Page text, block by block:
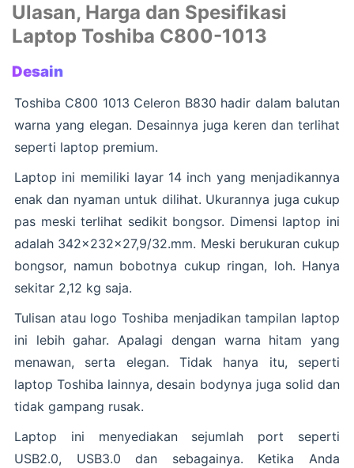
Ulasan, Harga dan Spesifikasi
Laptop Toshiba C800-1013
Desain
Toshiba C800 1013 Celeron B830 hadir dalam balutan
warna yang elegan. Desainnya juga keren dan terlihat
seperti laptop premium.
Laptop ini memiliki layar 14 inch yang menjadikannya
enak dan nyaman untuk dilihat. Ukurannya juga cukup
pas meski terlihat sedikit bongsor. Dimensi laptop ini
adalah 342x232x27,9/32.mm. Meski berukuran cukup
bongsor, namun bobotnya cukup ringan, loh. Hanya
sekitar 2,12 kg saja.
Tulisan atau logo Toshiba menjadikan tampilan laptop
ini lebih gahar. Apalagi dengan warna hitam yang
menawan, serta elegan. Tidak hanya itu, seperti
laptop Toshiba lainnya, desain bodynya juga solid dan
tidak gampang rusak.
Laptop ini menyediakan sejumlah port seperti
USB2.0, USB3.0 dan sebagainya. Ketika Anda